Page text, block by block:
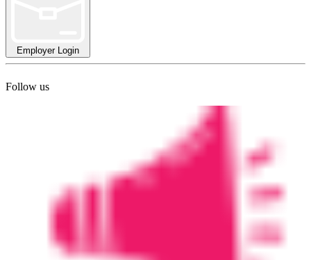
Employer Login
Follow us